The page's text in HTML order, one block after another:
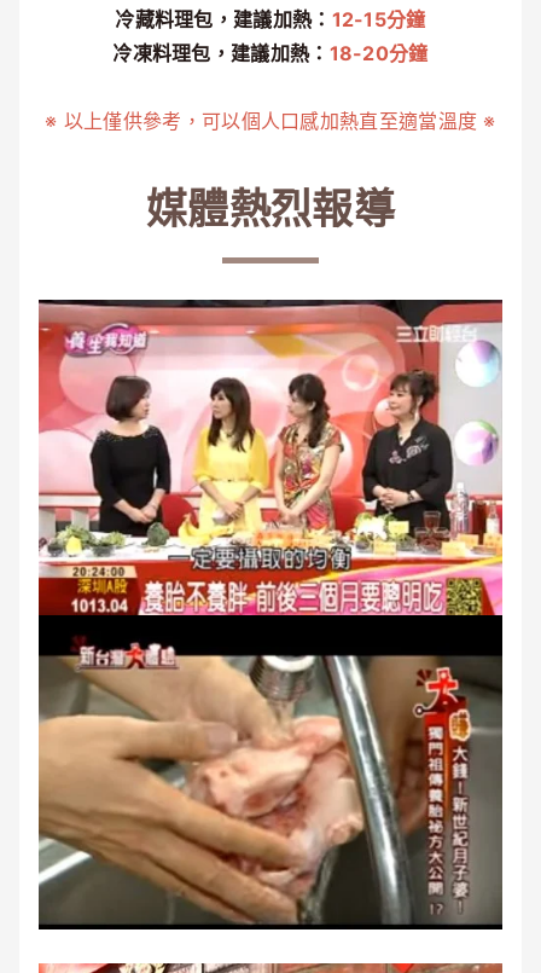
冷藏料理包，建議加熱： 12-15分鐘
冷凍料理包，建議加熱： 18-20分鐘
※ 以上僅供參考，可以個人口感加熱直至適當溫度 ※
媒體熱烈報導